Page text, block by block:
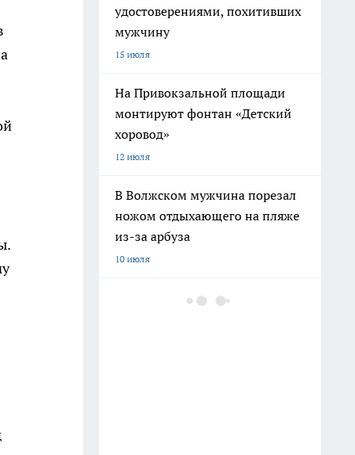
удостоверениями, похитивших
мужчину
15 июля
На Привокзальной площади
монтируют фонтан «Детский
хоровод»
12 июля
В Волжском мужчина порезал
ножом отдыхающего на пляже
из-за арбуза
10 июля
В Дзержинском районе